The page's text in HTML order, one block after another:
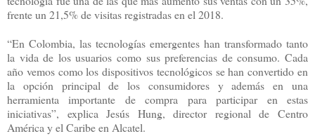
frente un 21,5% de visitas registradas en el 2018.
“En Colombia, las tecnologías emergentes han transformado tanto
la vida de los usuarios como sus preferencias de consumo. Cada
año vemos como los dispositivos tecnológicos se han convertido en
la opción principal de los consumidores y además en una
herramienta importante de compra para participar en estas
iniciativas”, explica Jesús Hung, director regional de Centro
América y el Caribe en Alcatel.